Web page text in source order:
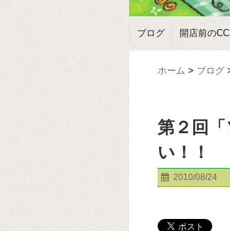
ブログ 開店前の
ホーム > ブログ
第２回
い！！
2010/08/24